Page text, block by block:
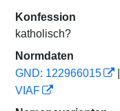
Konfession
katholisch?
Normdaten
GND: 122966015
VIAF